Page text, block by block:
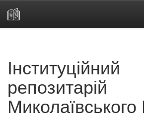
Інституційний
репозитарій